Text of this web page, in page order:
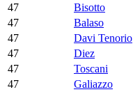
47
Bisotto
47
Balaso
47
Davi Tenorio
47
Diez
47
Toscani
47
Galiazzo